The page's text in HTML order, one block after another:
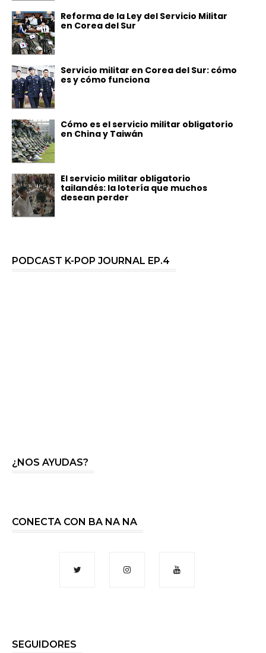
Reforma de la Ley del Servicio Militar
en Corea del Sur
Servicio militar en Corea del Sur: cómo
es y cómo funciona
Cómo es el servicio militar obligatorio
en China y Taiwán
El servicio militar obligatorio
tailandés: la lotería que muchos
desean perder
PODCAST K-POP JOURNAL EP.4
¿NOS AYUDAS?
CONECTA CON BA NA NA
SEGUIDORES